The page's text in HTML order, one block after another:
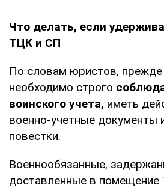
Что делать, если
ТЦК и СП
По словам юристов, прежде
необходимо строго
воинского учета, иметь
военно-учетные документы
повестки.
Военнообязанные,
доставленные в